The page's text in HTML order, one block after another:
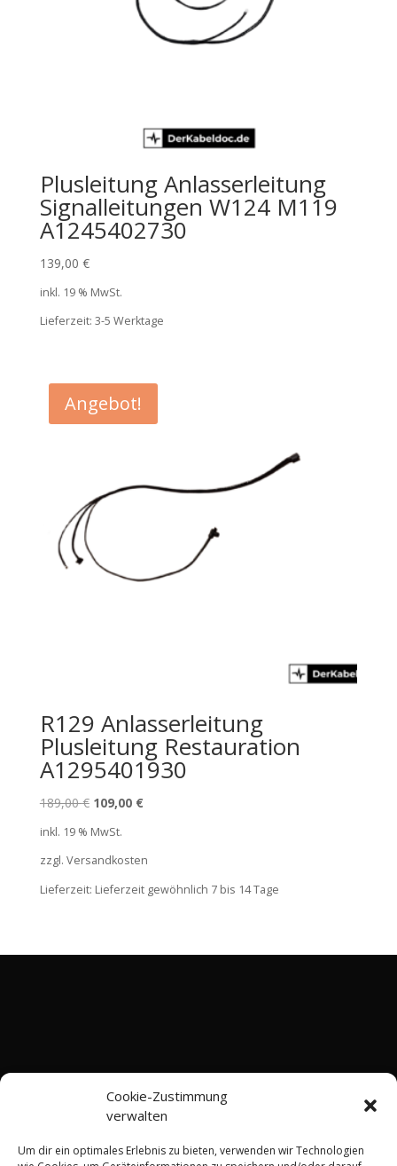
Cookie-Zustimmung
verwalten
Um dir ein optimales Erlebnis zu bieten, verwenden wir Technologien
Plusleitung Anlasserleitung
Signalleitungen W124 M119
A1245402730
139,00 €
inkl. 19 % MwSt.
Lieferzeit: 3-5 Werktage
Angebot!
R129 Anlasserleitung
Plusleitung Restauration
A1295401930
189,00€ Ursprünglicher
189,00 €
109,00 €Aktueller
109,00 €.
inkl. 19 % MwSt.
zzgl. Versandkosten
Lieferzeit: Lieferzeit gewöhnlich 7 bis 14 Tage